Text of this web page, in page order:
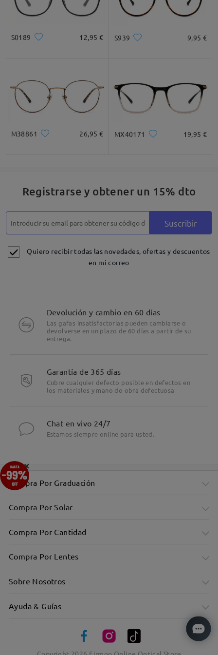
S0189 12,95 € S939 9,95 €
M38861 26,95 € MX40171 19,95 €
Registrarse y obtener un 15% dto
Suscribir
Quiero recibir todas las novedades, ofertas y descuentos
en mi correo
Devolución y cambio en 60 días
Las gafas insatisfactorias pueden cambiarse o
devolverse en un plazo de 60 días a partir de su
entrega.
Garantía de 365 días
Cubre cualquier defecto posible en defectos en
los materiales y mano do obra defectuosa
Chat en vivo 24/7
Estamos siempre online para usted.
Compra Por Graduación
Compra Por Solar
Compra Por Cantidad
Compra Por Lentes
Sobre Nosotros
Ayuda & Guías
×